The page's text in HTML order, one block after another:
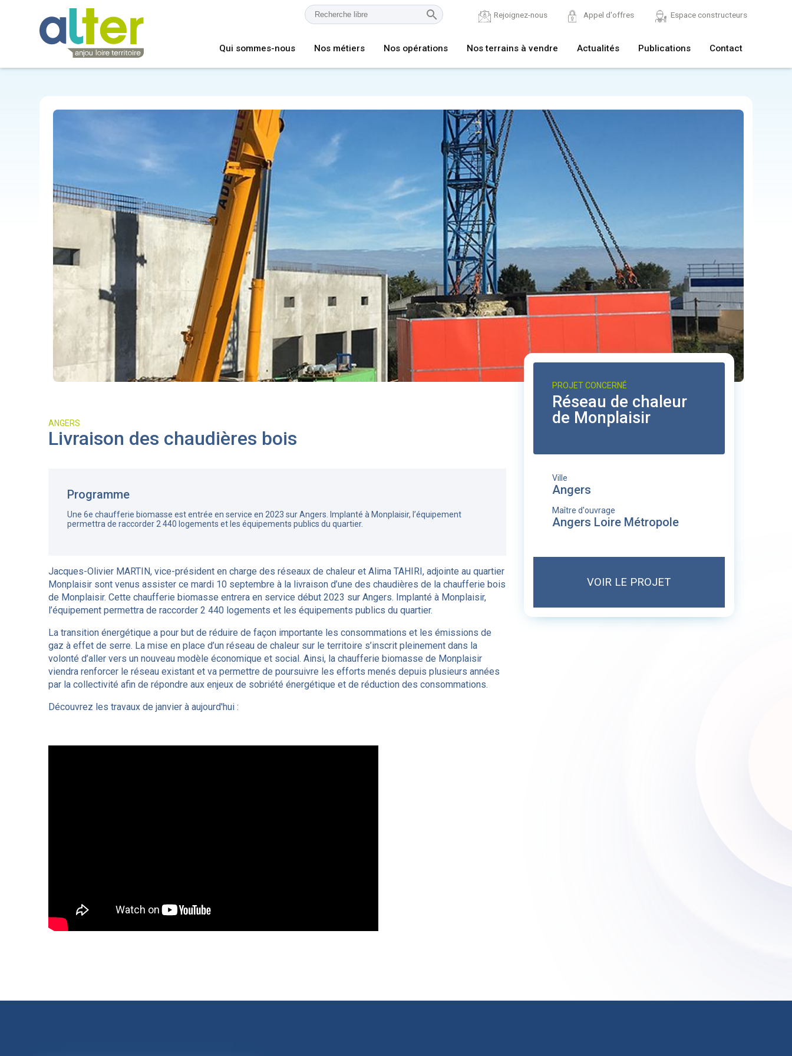
Rejoignez-nous Appel d'offres Espace constructeurs
Qui sommes-nous Nos métiers Nos opérations Nos terrains à vendre Actualités Publications Contact
ANGERS
Livraison des chaudières bois
Programme
Une 6e chaufferie biomasse est entrée en service en 2023 sur Angers. Implanté à Monplaisir, l’équipement
permettra de raccorder 2 440 logements et les équipements publics du quartier.
Jacques-Olivier MARTIN, vice-président en charge des réseaux de chaleur et Alima TAHIRI, adjointe au quartier
Monplaisir sont venus assister ce mardi 10 septembre à la livraison d’une des chaudières de la chaufferie bois
de Monplaisir. Cette chaufferie biomasse entrera en service début 2023 sur Angers. Implanté à Monplaisir,
l’équipement permettra de raccorder 2 440 logements et les équipements publics du quartier.
La transition énergétique a pour but de réduire de façon importante les consommations et les émissions de
gaz à effet de serre. La mise en place d’un réseau de chaleur sur le territoire s’inscrit pleinement dans la
volonté d’aller vers un nouveau modèle économique et social. Ainsi, la chaufferie biomasse de Monplaisir
viendra renforcer le réseau existant et va permettre de poursuivre les efforts menés depuis plusieurs années
par la collectivité afin de répondre aux enjeux de sobriété énergétique et de réduction des consommations.
Découvrez les travaux de janvier à aujourd'hui :
PROJET CONCERNÉ
Réseau de chaleur
de Monplaisir
Ville
Angers
Maître d'ouvrage
Angers Loire Métropole
VOIR LE PROJET